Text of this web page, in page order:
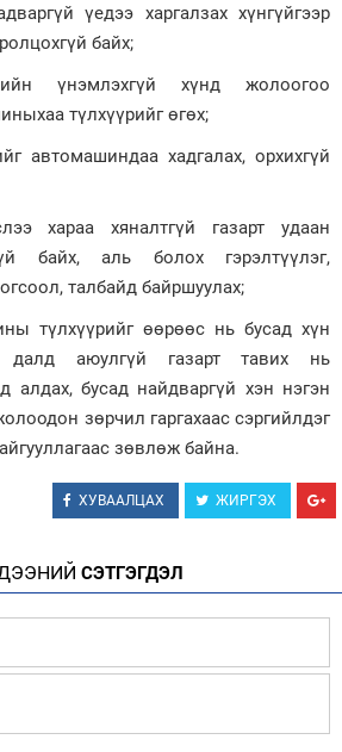
үедээ харгалзах хүнгүйгээр
байх;
үнэмлэхгүй хүнд жолоогоо
түлхүүрийг өгөх;
автомашиндаа хадгалах, орхихгүй
хараа хяналтгүй газарт удаан
байх, аль болох гэрэлтүүлэг,
талбайд байршуулах;
түлхүүрийг өөрөөс нь бусад хүн
далд аюулгүй газарт тавих нь
алдах, бусад найдваргүй хэн нэгэн
зөрчил гаргахаас сэргийлдэг
зөвлөж байна.
ХУВААЛЦАХ ЖИРГЭХ
СЭТГЭГДЭЛ